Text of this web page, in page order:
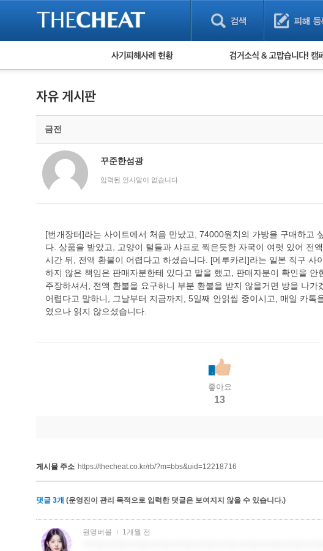
피해사례 현황
유해사이트 목록
비공개 피해사례
워킹홀리데이 피해사례
검거 소식
금전
꾸준한섬광
입력된 인사말이 없습니다.
[번개장터]라는 사이트에서 처음 만났고, 74000원치의 가방을 구매하고
다. 상품을 받았고, 고양이 털들과 샤프로 찍은듯한 자국이 여럿 있어 전
시간 뒤, 전액 환불이 어렵다고 하셨습니다. [메루카리]라는 일본 직구
하지 않은 책임은 판매자분한테 있다고 말을 했고, 판매자분이 확인을
주장하셔서, 전액 환불을 요구하니 부분 환불을 받지 않을거면 방을 나
어렵다고 말하니, 그날부터 지금까지, 5일째 안읽씹 중이시고, 매일 카
였으나 읽지 않으셨습니다.
좋아요
13
게시물 주소 https://thecheat.co.kr/rb/?m=bbs&uid=12218716
댓글 3개 (운영진이 관리 목적으로 입력한 댓글은 보여지지 않을 수 있습니다.)